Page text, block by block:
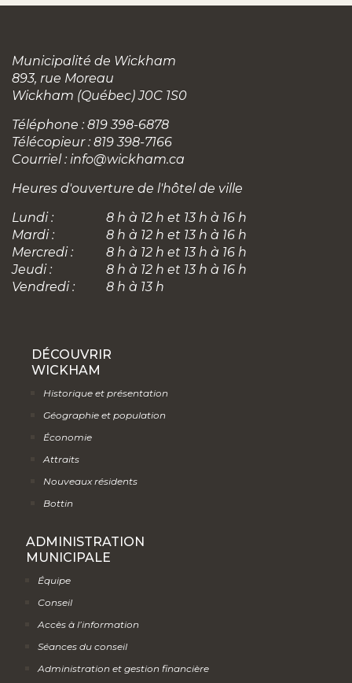
Heures d'ouverture de l'hôtel de ville
Lundi :
8 h à 12 h et 13 h à 16 h
Mercredi :
8 h à 12 h et 13 h à 16 h
Jeudi :
8 h à 12 h et 13 h à 16 h
Vendredi :
8 h à 13 h
DÉCOUVRIR
WICKHAM
Historique et présentation
Géographie et population
Nouveaux résidents
Bottin
ADMINISTRATION
MUNICIPALE
Équipe
Conseil
Accès à l’information
Administration et gestion financière
Gestion des contrats municipaux
Avis publics
Règlements
Élections
Offres d’emploi